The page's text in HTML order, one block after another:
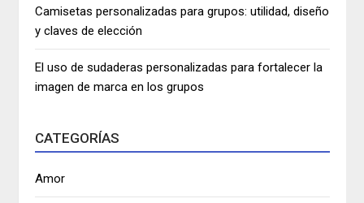
Camisetas personalizadas para grupos: utilidad, diseño
y claves de elección
El uso de sudaderas personalizadas para fortalecer la
imagen de marca en los grupos
CATEGORÍAS
Amor